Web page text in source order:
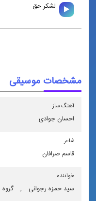
لشكر حق
مشخصات موسیقی
آهنگ ساز
احسان جوادی
شاعر
قاسم صرافان
خواننده
سید حمزه رجوانی , گروه